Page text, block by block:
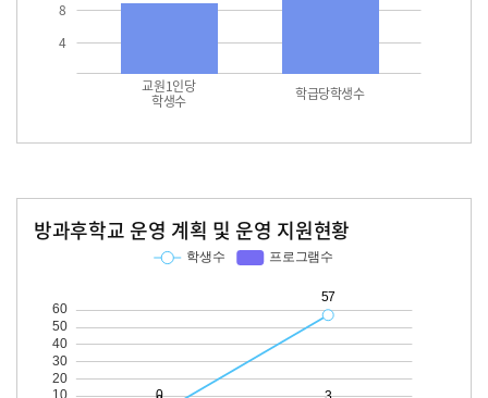
4
8
교원1인당
학생수 학급당학생수
방과후학교 운영 계획 및 운영 지원현황